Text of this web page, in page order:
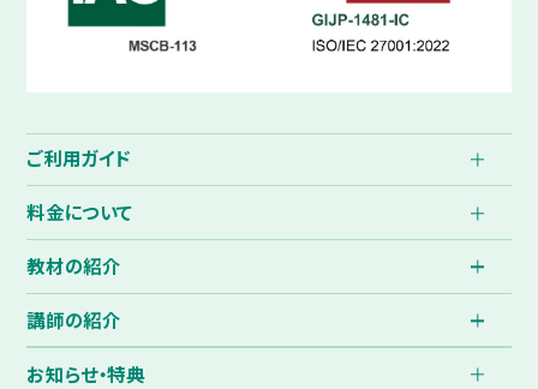
ご利用ガイド
料金について
教材の紹介
講師の紹介
お知らせ・特典